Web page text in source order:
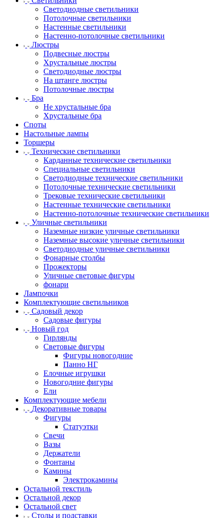
Светодиодные светильники
Потолочные светильники
Настенные светильники
Настенно-потолочные светильники
Люстры
Подвесные люстры
Хрустальные люстры
Светодиодные люстры
На штанге люстры
Потолочные люстры
Бра
Не хрустальные бра
Хрустальные бра
Споты
Настольные лампы
Торшеры
Технические светильники
Карданные технические светильники
Специальные светильники
Светодиодные технические светильники
Потолочные технические светильники
Трековые технические светильники
Настенные технические светильники
Настенно-потолочные технические светильники
Уличные светильники
Наземные низкие уличные светильники
Наземные высокие уличные светильники
Светодиодные уличные светильники
Фонарные столбы
Прожекторы
Уличные световые фигуры
фонари
Лампочки
Комплектующие светильников
Садовый декор
Садовые фигуры
Новый год
Гирлянды
Световые фигуры
Фигуры новогодние
Панно НГ
Елочные игрушки
Новогодние фигуры
Ели
Комплектующие мебели
Декоративные товары
Фигуры
Статуэтки
Свечи
Вазы
Держатели
Фонтаны
Камины
Электрокамины
Остальной текстиль
Остальной декор
Остальной свет
Столы и подставки